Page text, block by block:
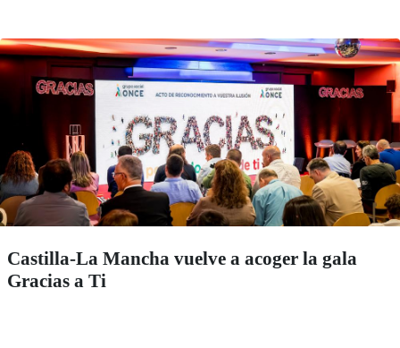
Castilla-La Mancha vuelve a acoger la gala
Gracias a Ti